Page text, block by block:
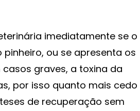
imediatamente se o
ou se apresenta os
graves, a toxina da
por isso quanto mais cedo
de recuperação sem